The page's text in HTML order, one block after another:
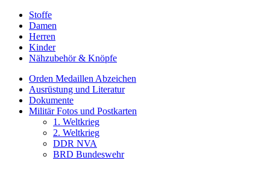
Stoffe
Damen
Herren
Kinder
Nähzubehör & Knöpfe
Orden Medaillen Abzeichen
Ausrüstung und Literatur
Dokumente
Militär Fotos und Postkarten
1. Weltkrieg
2. Weltkrieg
DDR NVA
BRD Bundeswehr